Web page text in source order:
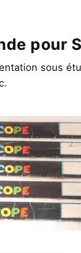
pour
sous